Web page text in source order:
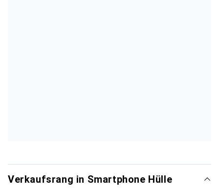
Verkaufsrang in Smartphone Hülle